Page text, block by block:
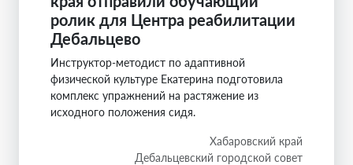
ролик для Центра реабилитации
Дебальцево
Инструктор-методист по адаптивной
физической культуре Екатерина подготовила
комплекс упражнений на растяжение из
исходного положения сидя.
Хабаровский край
Дебальцевский городской совет